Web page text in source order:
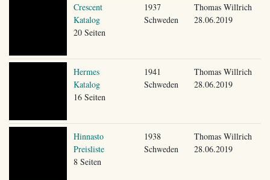
Crescent
Katalog
20 Seiten
1937
Schweden
Thomas Willrich
28.06.2019
Hermes
Katalog
16 Seiten
1941
Schweden
Thomas Willrich
28.06.2019
Hinnasto
Preisliste
8 Seiten
1938
Schweden
Thomas Willrich
28.06.2019